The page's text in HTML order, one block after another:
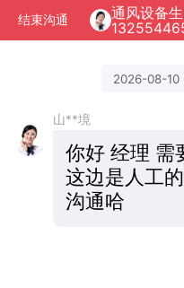
结束沟通
通风设备
2026-08-10
山**境
你好 经理 需
这边是人工
沟通哈